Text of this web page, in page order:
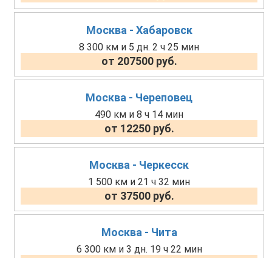
Москва - Хабаровск
8 300 км и 5 дн. 2 ч 25 мин
от 207500 руб.
Москва - Череповец
490 км и 8 ч 14 мин
от 12250 руб.
Москва - Черкесск
1 500 км и 21 ч 32 мин
от 37500 руб.
Москва - Чита
6 300 км и 3 дн. 19 ч 22 мин